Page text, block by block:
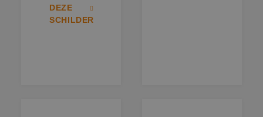
DEZE
SCHILDER